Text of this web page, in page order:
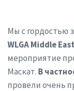
Мы с гордостью
WLGA Middle
мероприятие
Маскат. В
провели очень